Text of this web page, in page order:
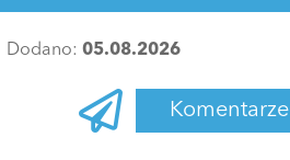
Dodano: 05.08.2026
Komentarze